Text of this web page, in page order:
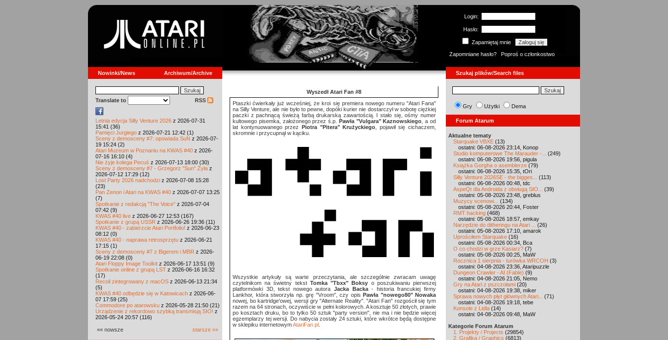
Login:
Hasło:
Zapamiętaj mnie
Zapomniane hasło?
Poproś o członkostwo
Nowinki/News Archiwum/Archive Szukaj plików/Search files
Translate to RSS
Letnia edycja Silly Venture 2026 z 2026-07-31
15:41 (36)
Pamięci Jurgiego z 2026-07-21 12:42 (1)
Sceny z demosceny #7: opowiada SuN z 2026-07-
19 15:24 (2)
Atari Muzeum w Poznaniu na KWAS #40 z 2026-
07-16 16:10 (4)
Nie żyje kolega Pecuś z 2026-07-13 18:00 (30)
Sceny z demosceny #7 - Grzegorz "Sun" Żyła z
2026-07-12 17:29 (12)
Lost Party 2026 nadchodzi z 2026-07-08 15:28
(23)
Pan Zenon i Atari na KWAS #40 z 2026-07-07 13:25
(7)
Spotkanie z redakcją "The Voice" z 2026-07-04
07:42 (9)
KWAS #40 live z 2026-06-27 12:53 (167)
Spotkanie z grupą USSR z 2026-06-26 19:36 (11)
KWAS #40 - zabierzcie Atari Portfolio! z 2026-06-23
08:12 (0)
KWAS #40 - naprawa retrosprzętu z 2026-06-21
17:15 (1)
Sceny z demosceny #7 z Bigerem i MBR z 2026-
06-19 22:08 (0)
Atari Floppy Image Toolkit z 2026-06-17 13:51 (9)
Spotkanie online z grupą LST z 2026-06-16 16:32
(17)
Recoil zintegrowany z macOS z 2026-06-13 21:34
(5)
KWAS #40 odbędzie się w Katowicach z 2026-06-
07 17:59 (25)
Commodore po atarowsku z 2026-05-28 21:50 (21)
Urządzenie z rekordowo szybką transmisją SIO! z
2026-05-24 20:57 (116)
«« nowsze starsze »»
Wyszedł Atari Fan #8
Ptaszki ćwierkały już wcześniej, że kroi się premiera nowego numeru "Atari Fana"
na Silly Venture, ale nie było to pewne, dopóki kurier nie dostarczył w sobotę ciężkiej
paczki z pachnącą świeżą farbą drukarską zawartością. I stało się, ośmy numer
kultowego pisemka, założonego przez ś.p. Pawła "Vulgara" Kaznowskiego , a od
lat kontynuowanego przez Piotra "Pitera" Krużyckiego , pojawił się cichaczem,
skromnie i przycupnął w kąciku.
Wszystkie artykuły są warte przeczytania, ale szczególnie zwracam uwagę
czytelnikom na świetny tekst Tomka "Tbxx" Boksy o poszukiwaniu pierwszej
platformówki 3D, tekst nowego autora Jacka Backa- historia francukiej firmy
Lankhor, która stworzyła np. grę "Vroom", czy opis Pawła "nowego80" Nowaka
nowej, bo kartridge'owej, wersji gry "Alternate Reality". "Atari Fan" rozgościł się tym
razem na 64 stronach, oczywiście w pełni kolorowych. A kosztuje 50 złotych, prawie
po kosztach druku, bo to tylko 50 sztuk "party version", nie ma i nie będzie więcej
egzemplarzy tej wersji. Do nabycia zostały 24 sztuki, które wkrótce będą dostępne
w sklepiku internetowymAtariFan.pl
Gry Użytki Dema
Forum Atarum
Aktualne tematy
Starquake VBXE (13)
ostatni: 06-08-2026 23:14, Konop
Studio komputerowe The Marauder -...
(249)
ostatni: 06-08-2026 19:56, pigula
Książka Gorgha o asemblerze (79)
ostatni: 06-08-2026 15:35, tOri
Silly Venture 2026SE - the bigges...
(113)
ostatni: 06-08-2026 00:48, tdc
AspeQt dla Androida z obsługą SIO...
(39)
ostatni: 05-08-2026 23:48, greblus
Muzycy scenowi...
(134)
ostatni: 05-08-2026 20:44, Foster
RMT hacking (468)
ostatni: 05-08-2026 18:57, emkay
Narzędzie do ditheringu na Atari ...
(26)
ostatni: 05-08-2026 17:10, amarok
Uprościłem Starquake (16)
ostatni: 05-08-2026 00:34, Bca
O co chodzi w grze Kasiarz? (7)
ostatni: 05-08-2026 00:25, MaW
Rocznica 1 sierpnia - turówka WRCOH (3)
ostatni: 04-08-2026 23:36, Ataripuzzle
Dungeon Crawler - AI (Fable) (9)
ostatni: 04-08-2026 21:05, Nemo
Gry na Atari z pszczołami (20)
ostatni: 04-08-2026 19:38, miker
Sprawa nowych płyt głównych Atari...
(71)
ostatni: 04-08-2026 19:18, tebe
Konsole z Lidla (14)
ostatni: 04-08-2026 09:48, MaW
Kategorie Forum Atarum
1. Projekty / Projects (29854)
2. Grafika / Graphics (6813)